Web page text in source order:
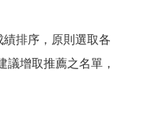
排序，原則選取各
議增取推薦之名單，